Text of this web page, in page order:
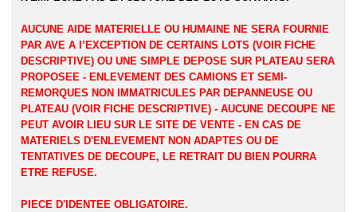
AUCUNE AIDE MATERIELLE OU HUMAINE NE SERA FOURNIE
PAR AVE A l’EXCEPTION DE CERTAINS LOTS (VOIR FICHE
DESCRIPTIVE) OU UNE SIMPLE DEPOSE SUR PLATEAU SERA
PROPOSEE - ENLEVEMENT DES CAMIONS ET SEMI-
REMORQUES NON IMMATRICULES PAR DEPANNEUSE OU
PLATEAU (VOIR FICHE DESCRIPTIVE) - AUCUNE DECOUPE NE
PEUT AVOIR LIEU SUR LE SITE DE VENTE - EN CAS DE
MATERIELS D'ENLEVEMENT NON ADAPTES OU DE
TENTATIVES DE DECOUPE, LE RETRAIT DU BIEN POURRA
ETRE REFUSE.
PIECE D'IDENTEE OBLIGATOIRE.